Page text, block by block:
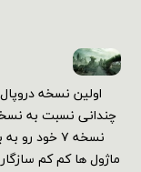
نسخه ۷ خود